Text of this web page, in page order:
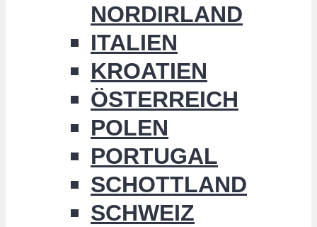
NORDIRLAND
ITALIEN
KROATIEN
ÖSTERREICH
POLEN
PORTUGAL
SCHOTTLAND
SCHWEIZ